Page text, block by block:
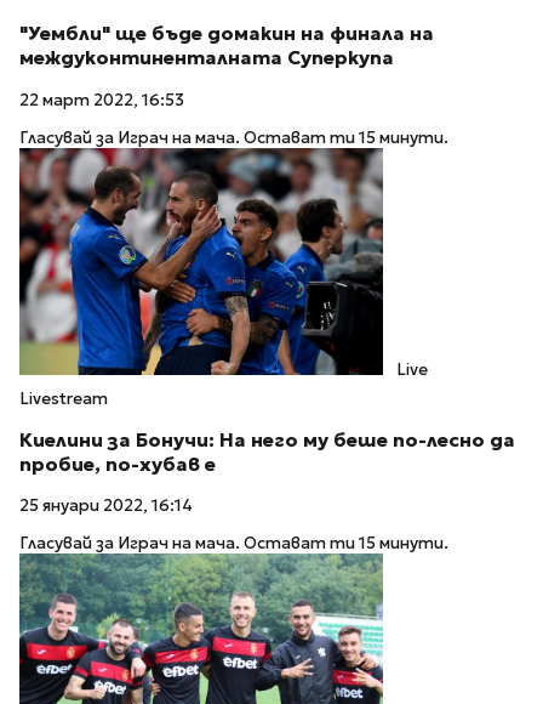
"Уембли" ще бъде домакин на финала на
междуконтиненталната Суперкупа
22 март 2022, 16:53
Гласувай за Играч на мача. Остават ти 15 минути.
Live
Livestream
Киелини за Бонучи: На него му беше по-лесно да
пробие, по-хубав е
25 януари 2022, 16:14
Гласувай за Играч на мача. Остават ти 15 минути.